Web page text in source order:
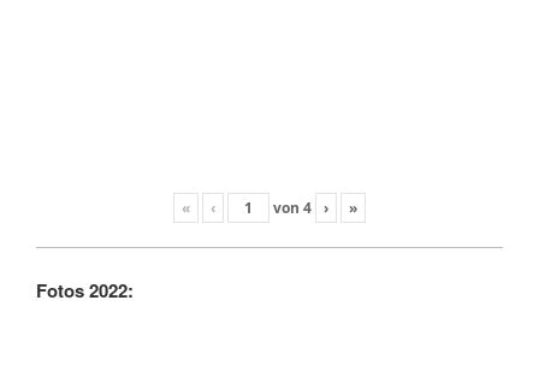
« ‹ von 4 › »
Fotos 2022: